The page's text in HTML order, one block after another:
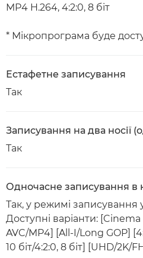
MP4 H.264, 4:2:0, 8 біт
* Мікропрограма буде
Естафетне записування
Так
Записування на два носії
Так
Одночасне записування в
Так, у режимі записування
Доступні варіанти:
AVC/MP4] [All-I/Long GOP]
10 біт/4:2:0, 8 біт] [UHD/2K/